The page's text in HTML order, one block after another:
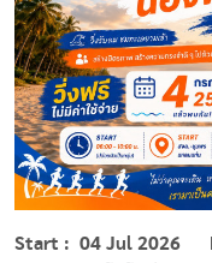
Start 04 Jul 2026